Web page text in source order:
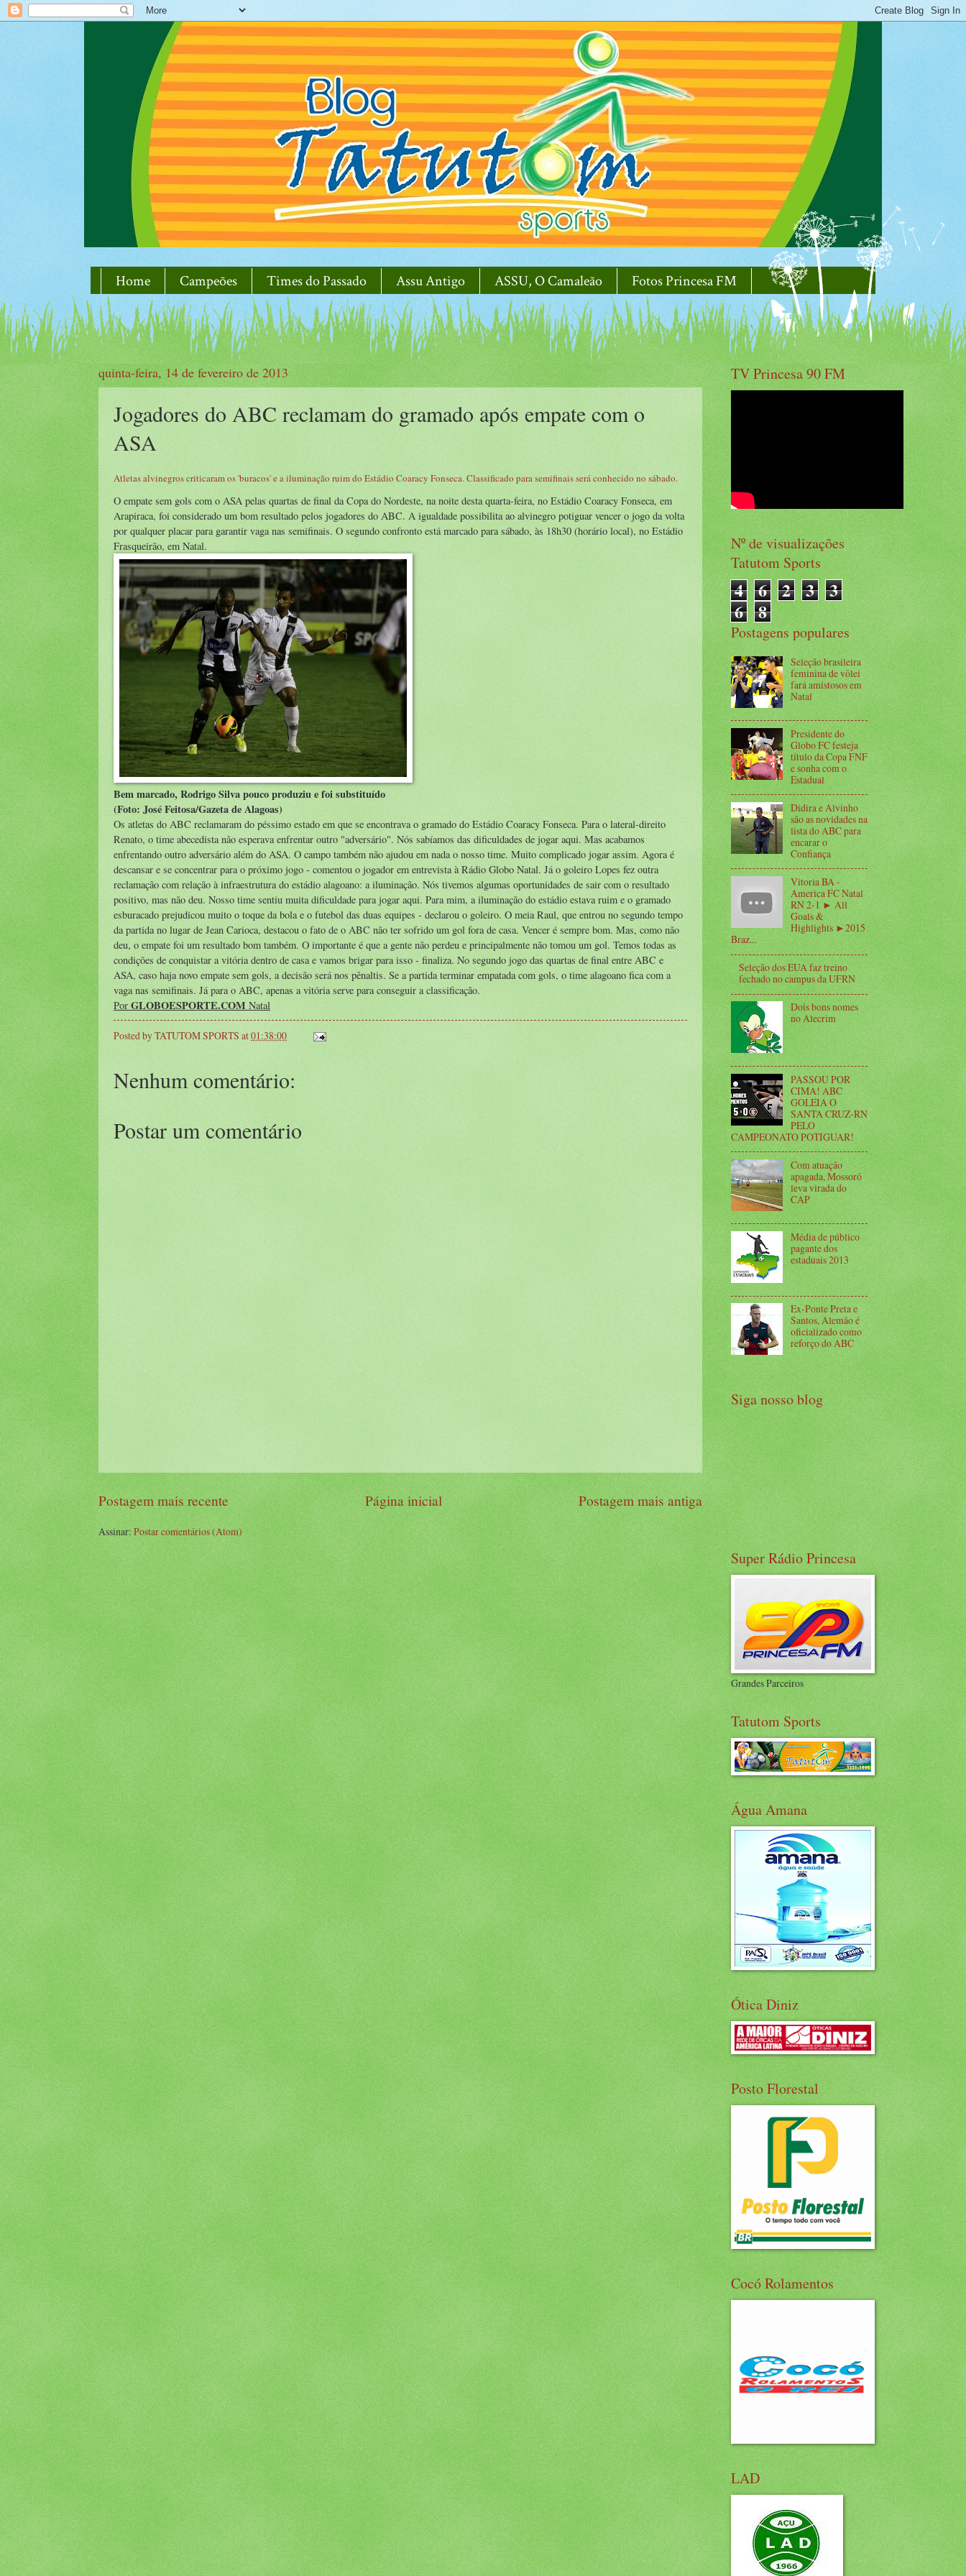
Home Campeões Times do Passado Assu Antigo ASSU, O Camaleão Fotos Princesa FM
quinta-feira, 14 de fevereiro de 2013
Jogadores do ABC reclamam do gramado após empate com o
ASA
Atletas alvinegros criticaram os 'buracos' e a iluminação ruim do Estádio Coaracy Fonseca. Classificado para semifinais será conhecido no sábado.
O empate sem gols com o ASA pelas quartas de final da Copa do Nordeste, na noite desta quarta-feira, no Estádio Coaracy Fonseca, em
Arapiraca, foi considerado um bom resultado pelos jogadores do ABC. A igualdade possibilita ao alvinegro potiguar vencer o jogo da volta
por qualquer placar para garantir vaga nas semifinais. O segundo confronto está marcado para sábado, às 18h30 (horário local), no Estádio
Frasqueirão, em Natal.
Bem marcado, Rodrigo Silva pouco produziu e foi substituído
(Foto: José Feitosa/Gazeta de Alagoas)
Os atletas do ABC reclamaram do péssimo estado em que se encontrava o gramado do Estádio Coaracy Fonseca. Para o lateral-direito
Renato, o time abecedista não esperava enfrentar outro "adversário". Nós sabíamos das dificuldades de jogar aqui. Mas acabamos
enfrentando outro adversário além do ASA. O campo também não ajudou em nada o nosso time. Muito complicado jogar assim. Agora é
descansar e se concentrar para o próximo jogo - comentou o jogador em entrevista à Rádio Globo Natal. Já o goleiro Lopes fez outra
reclamação com relação à infraestrutura do estádio alagoano: a iluminação. Nós tivemos algumas oportunidades de sair com o resultado
positivo, mas não deu. Nosso time sentiu muita dificuldade para jogar aqui. Para mim, a iluminação do estádio estava ruim e o gramado
esburacado prejudicou muito o toque da bola e o futebol das duas equipes - declarou o goleiro. O meia Raul, que entrou no segundo tempo
da partida no lugar de Jean Carioca, destacou o fato de o ABC não ter sofrido um gol fora de casa. Vencer é sempre bom. Mas, como não
deu, o empate foi um resultado bom também. O importante é que a gente não perdeu e principalmente não tomou um gol. Temos todas as
condições de conquistar a vitória dentro de casa e vamos brigar para isso - finaliza. No segundo jogo das quartas de final entre ABC e
ASA, caso haja novo empate sem gols, a decisão será nos pênaltis. Se a partida terminar empatada com gols, o time alagoano fica com a
vaga nas semifinais. Já para o ABC, apenas a vitória serve para conseguir a classificação.
Por GLOBOESPORTE.COM Natal
Posted byTATUTOM SPORTS at01:38:00
Nenhum comentário:
Postar um comentário
Postagem mais recente Postagem mais antiga
Página inicial
Assinar:Postar comentários (Atom)
TV Princesa 90 FM
Nº de visualizações
Tatutom Sports
4 6 2 3 3
6 8
Postagens populares
Seleção brasileira
feminina de vôlei
fará amistosos em
Natal
Presidente do
Globo FC festeja
título da Copa FNF
e sonha com o
Estadual
Didira e Alvinho
são as novidades na
lista do ABC para
encarar o
Confiança
Vitoria BA -
America FC Natal
RN 2-1 ► All
Goals &
Highlights ►2015
Braz...
Seleção dos EUA faz treino
fechado no campus da UFRN
Dois bons nomes
no Alecrim
PASSOU POR
CIMA! ABC
GOLEIA O
SANTA CRUZ-RN
PELO
CAMPEONATO POTIGUAR!
Com atuação
apagada, Mossoró
leva virada do
CAP
Média de público
pagante dos
estaduais 2013
Ex-Ponte Preta e
Santos, Alemão é
oficializado como
reforço do ABC
Siga nosso blog
Super Rádio Princesa
Grandes Parceiros
Tatutom Sports
Água Amana
Ótica Diniz
Posto Florestal
Cocó Rolamentos
LAD